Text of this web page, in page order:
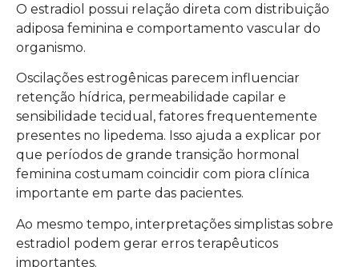
O estradiol possui relação direta com distribuição
adiposa feminina e comportamento vascular do
organismo.
Oscilações estrogênicas parecem influenciar
retenção hídrica, permeabilidade capilar e
sensibilidade tecidual, fatores frequentemente
presentes no lipedema. Isso ajuda a explicar por
que períodos de grande transição hormonal
feminina costumam coincidir com piora clínica
importante em parte das pacientes.
Ao mesmo tempo, interpretações simplistas sobre
estradiol podem gerar erros terapêuticos
importantes.